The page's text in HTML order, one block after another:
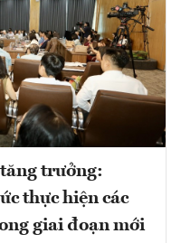
trưởng:
thực hiện các
giai đoạn mới